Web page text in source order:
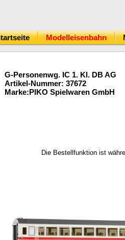
Modelleisenbahn
G-Personenwg. IC 1. Kl. DB AG
Artikel-Nummer: 37672
Marke:PIKO Spielwaren GmbH
Die Bestellfunktion ist